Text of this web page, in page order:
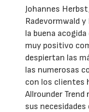
Johannes
Radevormwald
la buena
muy positivo
despiertan las
las numerosas
con los clientes
Allrounder
sus